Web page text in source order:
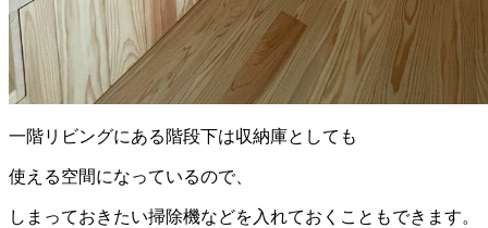
一階リビングにある階段下は収納庫としても
使える空間になっているので、
しまっておきたい掃除機などを入れておくこともできます。